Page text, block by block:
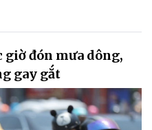
đón mưa dông,
gay gắt